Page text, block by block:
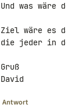
Und was wäre
Ziel wäre es
die jeder in
Gruß
David
Antwort